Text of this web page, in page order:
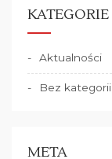
KATEGORIE
Aktualności
Bez kategorii
META